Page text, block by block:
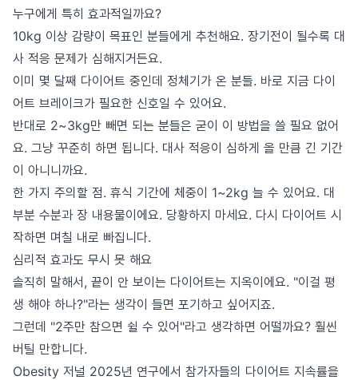
누구에게 특히 효과적일까요?
10kg 이상 감량이 목표인 분들에게 추천해요. 장기전이 될수록 대
사 적응 문제가 심해지거든요.
이미 몇 달째 다이어트 중인데 정체기가 온 분들. 바로 지금 다이
어트 브레이크가 필요한 신호일 수 있어요.
반대로 2~3kg만 빼면 되는 분들은 굳이 이 방법을 쓸 필요 없어
요. 그냥 꾸준히 하면 됩니다. 대사 적응이 심하게 올 만큼 긴 기간
이 아니니까요.
한 가지 주의할 점. 휴식 기간에 체중이 1~2kg 늘 수 있어요. 대
부분 수분과 장 내용물이에요. 당황하지 마세요. 다시 다이어트 시
작하면 며칠 내로 빠집니다.
심리적 효과도 무시 못 해요
솔직히 말해서, 끝이 안 보이는 다이어트는 지옥이에요. "이걸 평
생 해야 하나?"라는 생각이 들면 포기하고 싶어지죠.
그런데 "2주만 참으면 쉴 수 있어"라고 생각하면 어떨까요? 훨씬
버틸 만합니다.
Obesity 저널 2025년 연구에서 참가자들의 다이어트 지속률을